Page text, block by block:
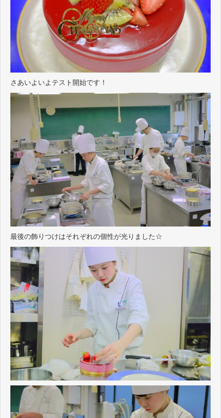
さあいよいよテスト開始です！
最後の飾りつけはそれぞれの個性が光りました☆